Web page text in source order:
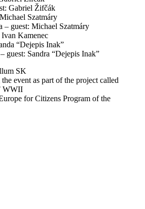
Gabriel Žifčák
Szatmáry
– guest: Michael Szatmáry
Kamenec
“Dejepis Inak”
guest: Sandra “Dejepis Inak”
SK
event as part of the project called
WWII
for Citizens Program of the